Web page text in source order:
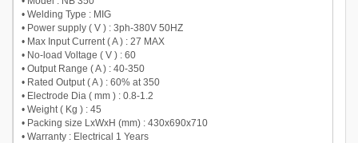
• Welding Type : MIG
• Power supply ( V ) : 3ph-380V 50HZ
• Max Input Current ( A ) : 27 MAX
• No-load Voltage ( V ) : 60
• Output Range ( A ) : 40-350
• Rated Output ( A ) : 60% at 350
• Electrode Dia ( mm ) : 0.8-1.2
• Weight ( Kg ) : 45
• Packing size LxWxH (mm) : 430x690x710
• Warranty : Electrical 1 Years